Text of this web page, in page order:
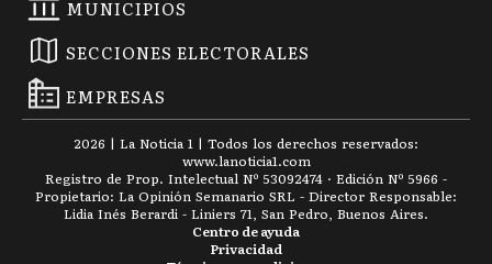
MUNICIPIOS
SECCIONES ELECTORALES
EMPRESAS
2026 | La Noticia 1 | Todos los derechos reservados:
www.lanoticia1.com
Registro de Prop. Intelectual Nº 53092474 · Edición Nº 5966 -
Propietario: La Opinión Semanario SRL - Director Responsable:
Lidia Inés Berardi - Liniers 71, San Pedro, Buenos Aires.
Privacidad
Centro de ayuda